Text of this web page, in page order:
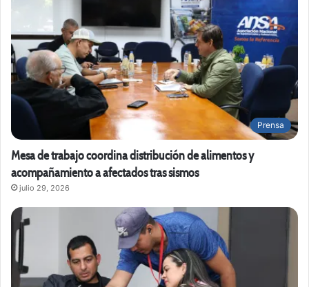
Prensa
Mesa de trabajo coordina distribución de alimentos y
acompañamiento a afectados tras sismos
julio 29, 2026